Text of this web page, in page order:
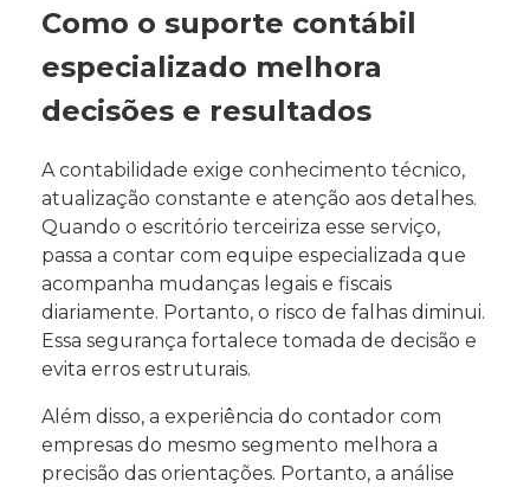
Como o suporte contábil
especializado melhora
decisões e resultados
A contabilidade exige conhecimento técnico,
atualização constante e atenção aos detalhes.
Quando o escritório terceiriza esse serviço,
passa a contar com equipe especializada que
acompanha mudanças legais e fiscais
diariamente. Portanto, o risco de falhas diminui.
Essa segurança fortalece tomada de decisão e
evita erros estruturais.
Além disso, a experiência do contador com
empresas do mesmo segmento melhora a
precisão das orientações. Portanto, a análise